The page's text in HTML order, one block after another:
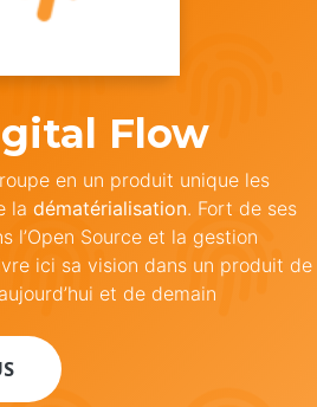
Flow
en un produit unique les
la dématérialisation. Fort de ses
l’Open Source et la gestion
ici sa vision dans un produit de
et de demain